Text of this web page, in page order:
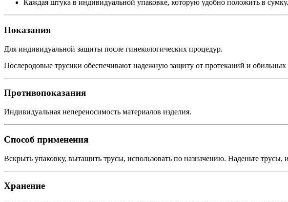
Каждая штука в индивидуальной упаковке, которую удобно положить в сумку.
Показания
Для индивидуальной защиты после гинекологических процедур.
Послеродовые трусики обеспечивают надежную защиту от протеканий и
Противопоказания
Индивидуальная непереносимость материалов изделия.
Способ применения
Вскрыть упаковку, вытащить трусы, использовать по назначению. Наденьте
Хранение